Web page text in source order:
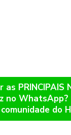
as PRINCIPAIS
no WhatsApp?
do